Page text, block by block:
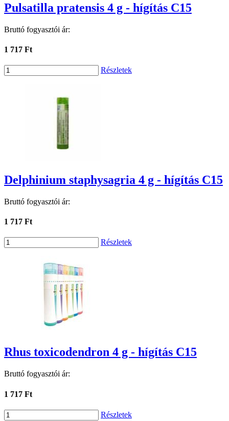
Pulsatilla pratensis 4 g - hígítás C15
Bruttó fogyasztói ár:
1 717 Ft
Részletek
Delphinium staphysagria 4 g - hígítás C15
Bruttó fogyasztói ár:
1 717 Ft
Részletek
Rhus toxicodendron 4 g - hígítás C15
Bruttó fogyasztói ár:
1 717 Ft
Részletek